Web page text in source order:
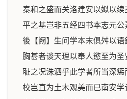
泰和之盛而关洛建安以姒以
平之基岂非五经四书本志元
後【阙】生问学本末俱舛以
胸甚者谈天理以奉人慾至为
耻之况洙泗乎此学者所当深
校岂直为土木观美而已南安